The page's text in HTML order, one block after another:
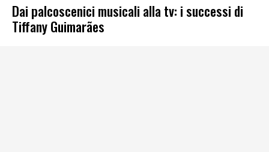
Dai palcoscenici musicali alla tv: i successi di
Tiffany Guimarães